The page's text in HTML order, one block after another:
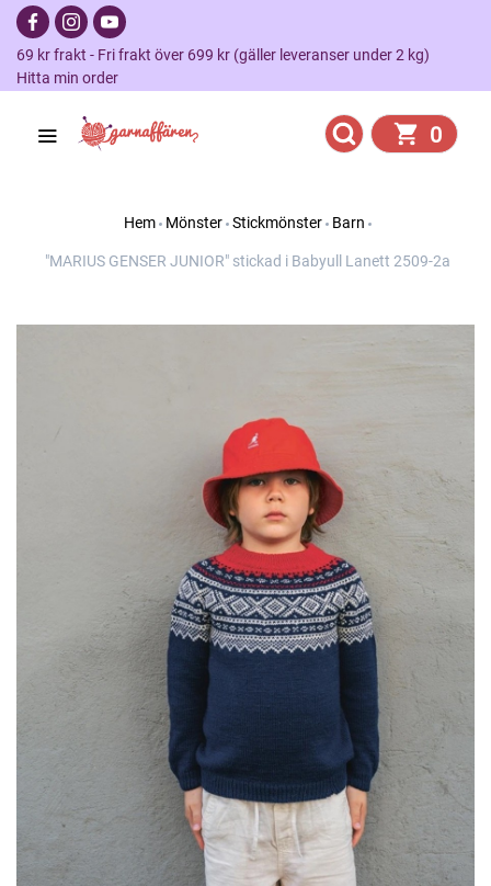
69 kr frakt - Fri frakt över 699 kr (gäller leveranser under 2 kg)
Hitta min order
0
Hem Mönster Stickmönster Barn
"MARIUS GENSER JUNIOR" stickad i Babyull Lanett 2509-2a